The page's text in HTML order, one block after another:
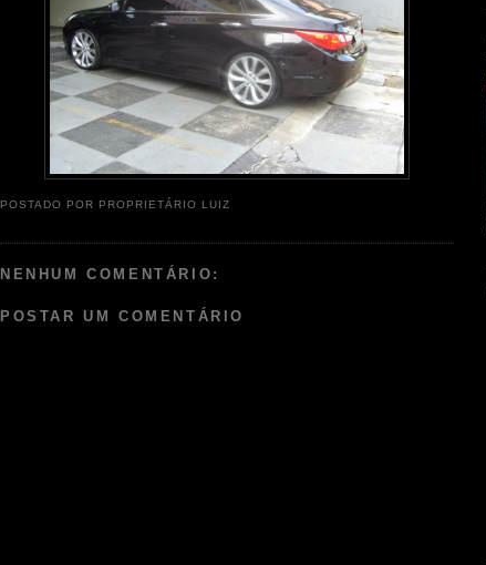
POSTADO POR PROPRIETÁRIO LUIZ
NENHUM COMENTÁRIO:
POSTAR UM COMENTÁRIO